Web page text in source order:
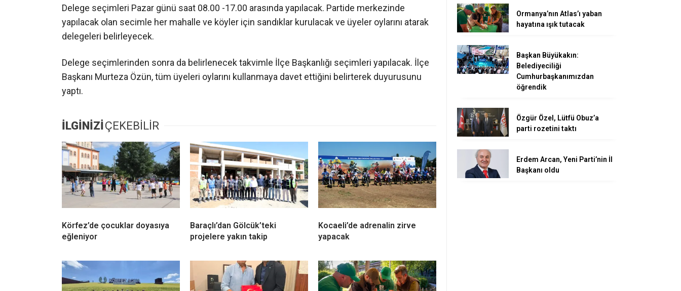
Delege seçimleri Pazar günü saat 08.00 -17.00 arasında yapılacak. Partide merkezinde
yapılacak olan secimle her mahalle ve köyler için sandıklar kurulacak ve üyeler oylarını atarak
delegeleri belirleyecek.
Delege seçimlerinden sonra da belirlenecek takvimle İlçe Başkanlığı seçimleri yapılacak. İlçe
Başkanı Murteza Özün, tüm üyeleri oylarını kullanmaya davet ettiğini belirterek duyurusunu
yaptı.
İLGİNİZİÇEKEBİLİR
Körfez’de çocuklar doyasıya
eğleniyor
Baraçlı’dan Gölcük’teki
projelere yakın takip
Kocaeli’de adrenalin zirve
yapacak
Ormanya’nın Atlas’ı yaban
hayatına ışık tutacak
Başkan Büyükakın:
Belediyeciliği
Cumhurbaşkanımızdan
öğrendik
Özgür Özel, Lütfü Obuz’a
parti rozetini taktı
Erdem Arcan, Yeni Parti’nin İl
Başkanı oldu